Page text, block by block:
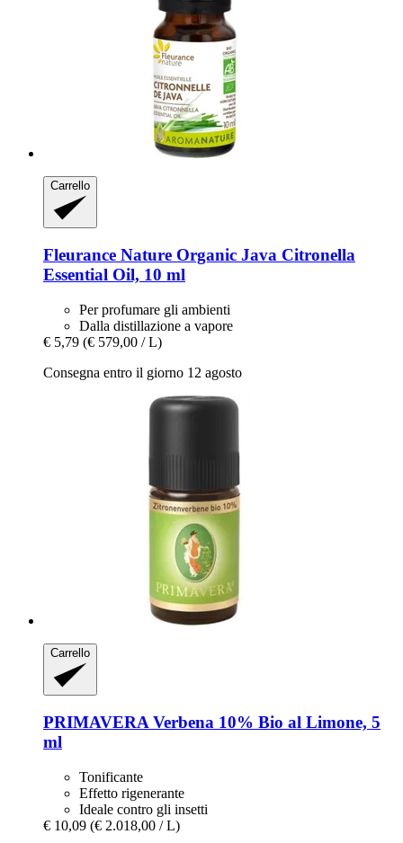
Carrello
Fleurance Nature Organic Java Citronella
Essential Oil, 10 ml
Per profumare gli ambienti
Dalla distillazione a vapore
€ 5,79 (€ 579,00 / L)
Consegna entro il giorno 12 agosto
Carrello
PRIMAVERA Verbena 10% Bio al Limone, 5
ml
Tonificante
Effetto rigenerante
Ideale contro gli insetti
€ 10,09 (€ 2.018,00 / L)